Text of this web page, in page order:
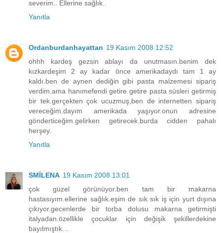
severim.. Ellerine sağlık..
Yanıtla
Ordanburdanhayattan 19 Kasım 2008 12:52
ohhh kardeş gezsin ablayı da unutmasın.benim dek
kızkardeşim 2 ay kadar önce amerikadaydı tam 1 ay
kaldı.ben de aynen dediğin gibi pasta malzemesi sipariş
verdim.ama hanımefendi getire getire pasta süsleri getirmiş
bir tek.gerçekten çok ucuzmuş,ben de internetten sipariş
vereceğim.dayım amerikada yaşıyor.onun adresine
gönderticeğim.gelirken getirecek.burda cidden pahalı
herşey.
Yanıtla
SMİLENA 19 Kasım 2008 13:01
çok güzel görünüyor.ben tam bir makarna
hastasıyım.ellerine sağlık.eşim de sık sık iş için yurt dışına
çıkıyor.gecenlerde bir torba dolusu makarna getirmişti
italyadan.özellikle çocuklar için değişik şekillerdekine
bayılmıştık...